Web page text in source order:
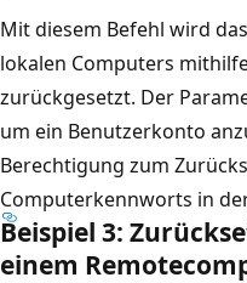
Mit diesem Befehl wird
lokalen Computers
zurückgesetzt. Der
um ein Benutzerkonto
Berechtigung zum
Computerkennworts in
Beispiel 3:
einem